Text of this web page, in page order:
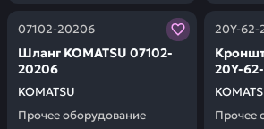
07102-20206
KOMATSU
Шланг KOMATSU 07102-
20206
Прочее оборудование
Заказывая запчасти у нас, вы20Y-62-
20Y-
Прочее